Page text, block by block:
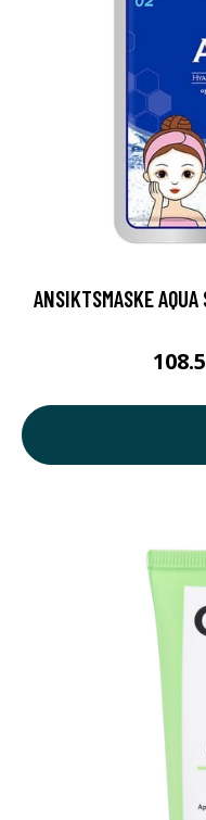
ANSIKTSMASKE